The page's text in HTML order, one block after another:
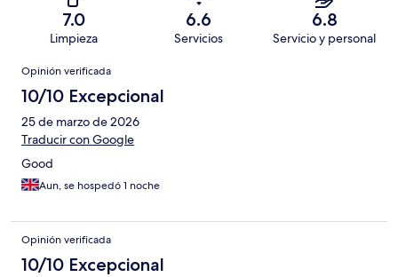
7.0
Limpieza
6.6
Servicios
6.8
Servicio y personal
Opiniones
Opinión verificada
10/10 Excepcional
25 de marzo de 2026
Traducir con Google
Good
Aun, se hospedó 1 noche
Opinión verificada
10/10 Excepcional